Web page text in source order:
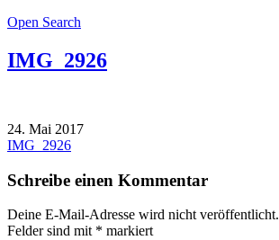
Open Search
IMG_2926
24. Mai 2017
Beitragsnavigation
IMG_2926
Schreibe einen Kommentar
Deine E-Mail-Adresse wird nicht veröffentlicht.
Felder sind mit * markiert